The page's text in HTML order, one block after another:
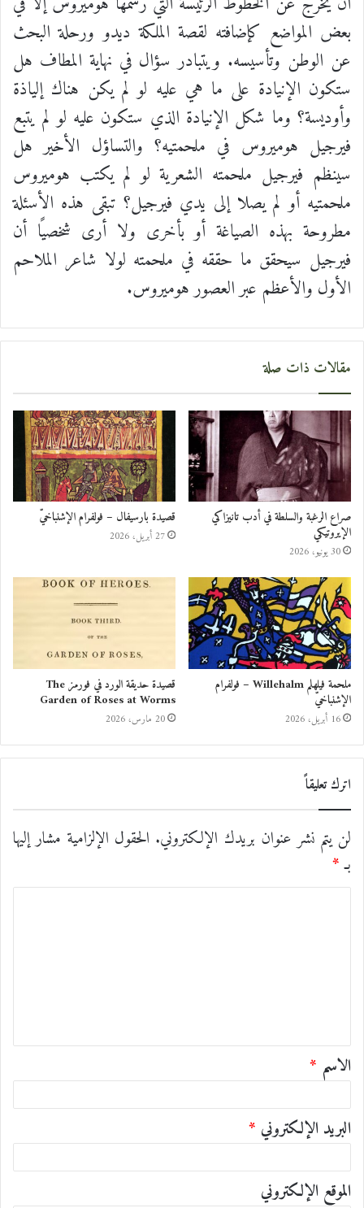
بعض المواضع كإضافته لقصة الملكة ديدو ورحلة البحث
عن الوطن وتأسيسه. ويتبادر سؤال في نهاية المطاف هل
ستكون الإنيادة على ما هي عليه لو لم يكن هناك إلياذة
وأوديسة؟ وما شكل الإنيادة الذي ستكون عليه لو لم يتبع
فيرجيل هوميروس في ملحمتيه؟ والتساؤل الأخير هل
سينظم فيرجيل ملحمته الشعرية لو لم يكتب هوميروس
ملحمتيه أو لم يصلا إلى يدي فيرجيل؟ تبقى هذه الأسئلة
مطروحة بهذه الصياغة أو بأخرى ولا أرى شخصيًا أن
فيرجيل سيحقق ما حققه في ملحمته لولا شاعر الملاحم
الأول والأعظم عبر العصور هوميروس.
مقالات ذات صلة
صراع الرغبة والسلطة في أدب تانيزاكي
الإيروتيكي
30 يونيو، 2026
قصيدة بارسيفال – فولفرام الإشنباخيّ
27 أبريل، 2026
ملحمة فيلهلم Willehalm – فولفرام
الإشنباخيّ
16 أبريل، 2026
قصيدة حديقة الورد في فورمز The
Garden of Roses at Worms
20 مارس، 2026
اترك تعليقاً
لن يتم نشر عنوان بريدك الإلكتروني. الحقول الإلزامية مشار إليها
بـ*
ق
*
الاسم *
البريد الإلكتروني *
الموقع الإلكتروني